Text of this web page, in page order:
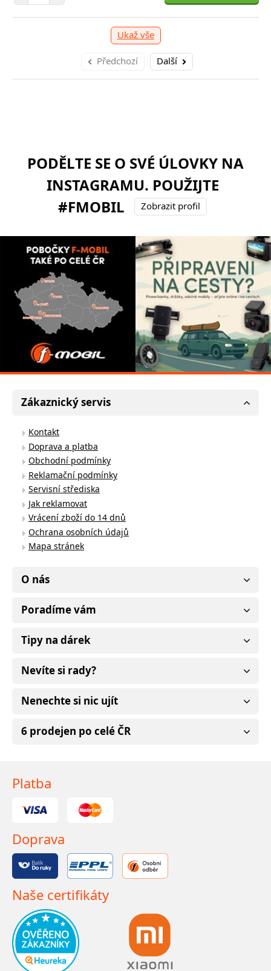
Ukaž vše
Předchozí Další
PODĚLTE SE O SVÉ ÚLOVKY NA
INSTAGRAMU. POUŽIJTE
#FMOBIL
Zobrazit profil
Zákaznický servis
Kontakt
Doprava a platba
Obchodní podmínky
Reklamační podmínky
Servisní střediska
Jak reklamovat
Vrácení zboží do 14 dnů
Ochrana osobních údajů
Mapa stránek
O nás
Poradíme vám
Tipy na dárek
Nevíte si rady?
Nenechte si nic ujít
6 prodejen po celé ČR
Platba
Doprava
Naše certifikáty